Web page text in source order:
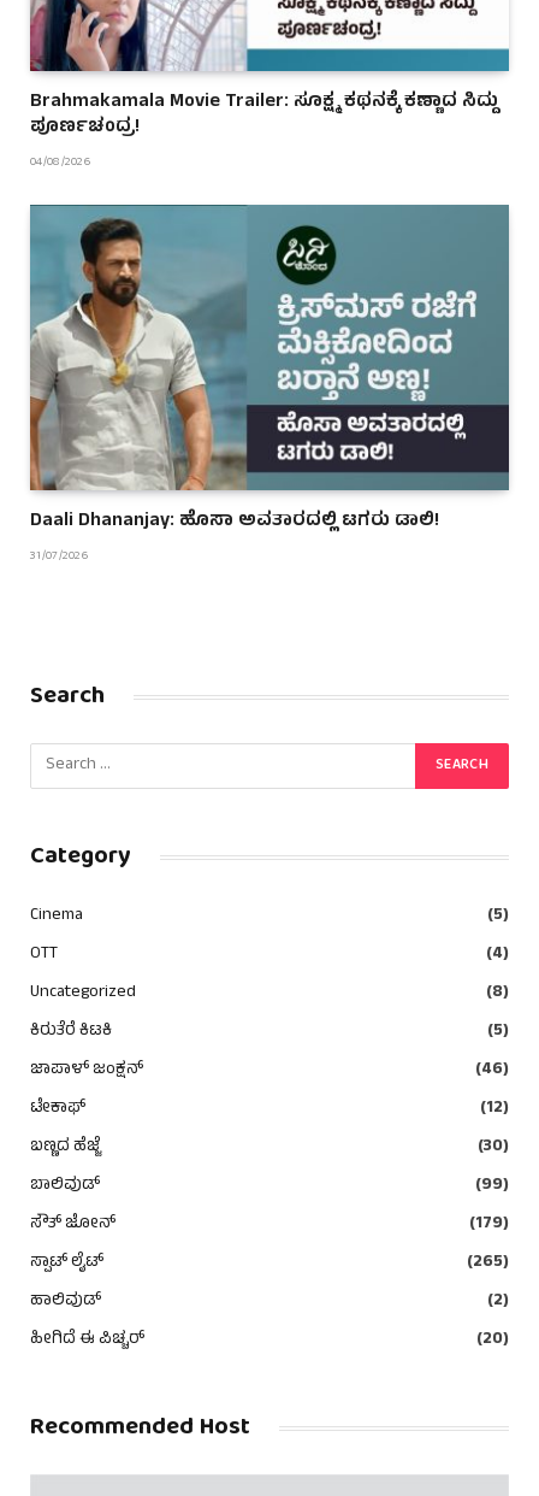
Brahmakamala Movie Trailer: ಸೂಕ್ಷ್ಮ ಕಥನಕ್ಕೆ ಕಣ್ಣಾದ ಸಿದ್ದು
ಪೂರ್ಣಚಂದ್ರ!
04/08/2026
Daali Dhananjay: ಹೊಸಾ ಅವತಾರದಲ್ಲಿ ಟಗರು ಡಾಲಿ!
31/07/2026
Search
Category
Cinema
(5)
OTT
(4)
Uncategorized
(8)
ಕಿರುತೆರೆ ಕಿಟಕಿ
(5)
ಜಾಪಾಳ್ ಜಂಕ್ಷನ್
(46)
ಟೇಕಾಫ್
(12)
ಬಣ್ಣದ ಹೆಜ್ಜೆ
(30)
ಬಾಲಿವುಡ್
(99)
ಸೌತ್ ಜೋನ್
(179)
ಸ್ಪಾಟ್ ಲೈಟ್
(265)
ಹಾಲಿವುಡ್
(2)
ಹೀಗಿದೆ ಈ ಪಿಚ್ಚರ್
(20)
Recommended Host